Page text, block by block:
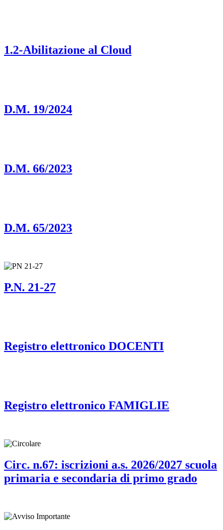
1.2-Abilitazione al Cloud
D.M. 19/2024
D.M. 66/2023
D.M. 65/2023
P.N. 21-27
Registro elettronico DOCENTI
Registro elettronico FAMIGLIE
Circ. n.67: iscrizioni a.s. 2026/2027 scuola
primaria e secondaria di primo grado